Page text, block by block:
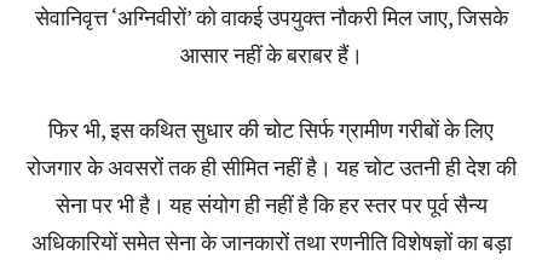
सेवानिवृत्त ‘अग्निवीरों’ को वाकई उपयुक्त नौकरी मिल जाए, जिसके
आसार नहीं के बराबर हैं।
फिर भी, इस कथित सुधार की चोट सिर्फ ग्रामीण गरीबों के लिए
रोजगार के अवसरों तक ही सीमित नहीं है। यह चोट उतनी ही देश की
सेना पर भी है। यह संयोग ही नहीं है कि हर स्तर पर पूर्व सैन्य
अधिकारियों समेत सेना के जानकारों तथा रणनीति विशेषज्ञों का बड़ा